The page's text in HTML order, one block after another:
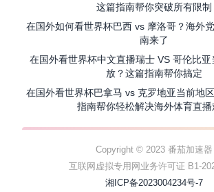
这篇指南帮你突破所有限制
在国外如何看世界杯巴西 vs 摩洛哥？海外
南来了
在国外看世界杯中文直播瑞士 VS 哥伦比
放？这篇指南帮你搞定
在国外看世界杯巴拿马 vs 克罗地亚当前地
指南帮你轻松解决海外体育直播
Copyright © 2023 番茄加速器
互联网虚拟专用网业务许可证 B1-
湘ICP备2023004234号-7